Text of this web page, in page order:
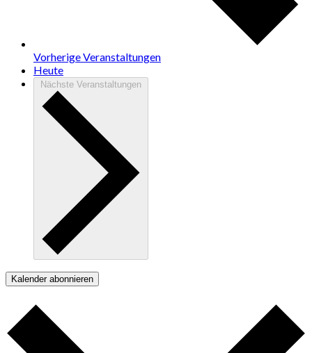
VorherigeVeranstaltungen
Heute
Nächste Veranstaltungen
Kalender abonnieren